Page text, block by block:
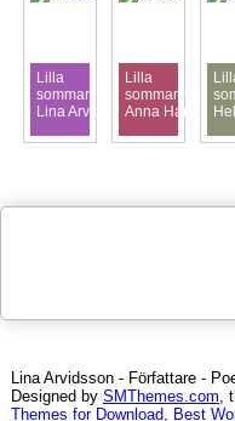
Lilla
sommarintervjun:
Lina Arvidsson
Lilla
Anna Hansson
Lina Arvidsson - Författare -
Designed by SMThemes.com,
Themes for Download, Best